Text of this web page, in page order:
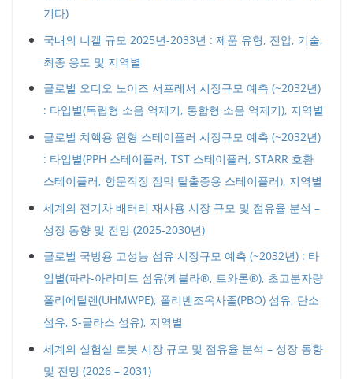
기타)
국내의 니켈 규모 2025년-2033년 : 제품 유형, 전압, 기술,
최종 용도 및 지역별
글로벌 오디오 노이즈 서프레서 시장규모 예측 (~2032년)
: 타입별(독립형 소음 억제기, 통합형 소음 억제기), 지역별
글로벌 치핵용 원형 스테이플러 시장규모 예측 (~2032년)
: 타입별(PPH 스테이플러, TST 스테이플러, STARR 호환
스테이플러, 항문직장 점막 탈출증용 스테이플러), 지역별
세계의 전기차 배터리 재사용 시장 규모 및 점유율 분석 –
성장 동향 및 전망 (2025-2030년)
글로벌 국방용 고성능 섬유 시장규모 예측 (~2032년) : 타
입별(파라-아라미드 섬유(케블라®, 트와론®), 초고분자량
폴리에틸렌(UHMWPE), 폴리벤조옥사졸(PBO) 섬유, 탄소
섬유, S-글라스 섬유), 지역별
세계의 실험실 로봇 시장 규모 및 점유율 분석 – 성장 동향
및 전망 (2026 – 2031)